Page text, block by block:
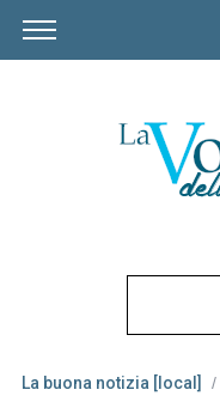
r
La buona notizia [local]